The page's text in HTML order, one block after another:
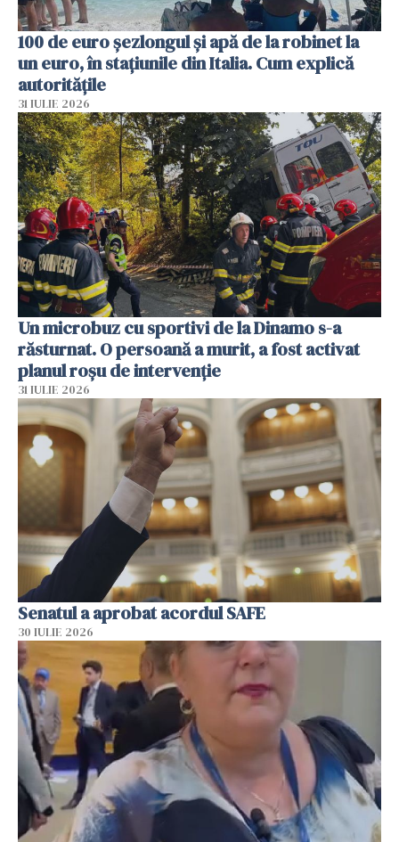
100 de euro șezlongul și apă de la robinet la
un euro, în stațiunile din Italia. Cum explică
autoritățile
31 IULIE 2026
Un microbuz cu sportivi de la Dinamo s-a
răsturnat. O persoană a murit, a fost activat
planul roșu de intervenție
31 IULIE 2026
Senatul a aprobat acordul SAFE
30 IULIE 2026